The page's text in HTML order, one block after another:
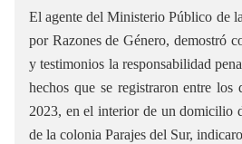
El agente del Ministerio Público de
por Razones de Género, demostró
y testimonios la responsabilidad
hechos que se registraron entre
2023, en el interior de un domicilio
de la colonia Parajes del Sur,